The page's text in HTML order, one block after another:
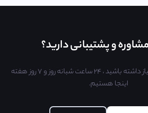
مشاوره و پشتیبانی دارید؟
ما هر زمان که به ما نیاز داشته باشید ، ۲۴ ساعت شبانه روز و ۷ روز هفته
اینجا هستیم.